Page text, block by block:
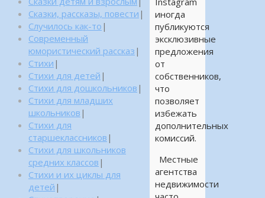
иногда
публикуются
эксклюзивные
предложения
от
собственников,
что
позволяет
избежать
дополнительных
комиссий.
Местные
агентства
недвижимости
Сказки, рассказы, повести |
Случилось как-то |
Современный
юмористический рассказ |
Стихи |
Стихи для детей |
Стихи для дошкольников |
Стихи для младших
школьников |
Стихи для
старшеклассников |
Стихи для школьников
средних классов |
Стихи и их циклы для
детей |